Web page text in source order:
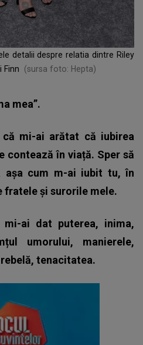
detalii despre relatia dintre Riley
Finn
(sursa foto: Hepta)
mea”.
că mi-ai arătat că iubirea
contează în viață. Sper să
așa cum m-ai iubit tu, în
fratele și surorile mele.
ai dat puterea, inima,
umorului, manierele,
tenacitatea.